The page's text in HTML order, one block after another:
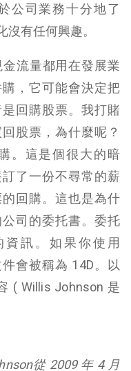
公司業務十分地了
有任何興趣。
流量都用在發展業
，它可能會決定把
回購股票。我打賭
股票，為什麼呢？
。這是個很大的暗
了一份不尋常的薪
回購。這也是為什
司的委托書。委托
訊。如果你使用
件會被稱為 14D。以
( Willis Johnson 是
從 2009 年 4 月